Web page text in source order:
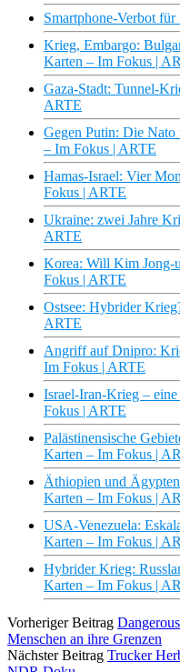
Smartphone-Verbot
Krieg, Embargo:
Karten – Im Fokus |
Gaza-Stadt: Tunnel-
ARTE
Gegen Putin: Die
– Im Fokus | ARTE
Hamas-Israel: Vier
Fokus | ARTE
Ukraine: zwei Jahre
ARTE
Korea: Will Kim Jong-
Fokus | ARTE
Ostsee: Hybrider
ARTE
Angriff auf Dnipro:
Im Fokus | ARTE
Israel-Iran-Krieg –
Fokus | ARTE
Palästinensische
Karten – Im Fokus |
Äthiopien und
Karten – Im Fokus |
USA-Venezuela:
Karten – Im Fokus |
Hybrider Krieg:
Karten – Im Fokus |
Vorheriger Beitrag
Menschen an ihre Grenzen
Nächster Beitrag Trucker